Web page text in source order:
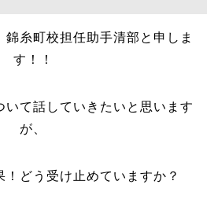
糸町校担任助手清部と申しま
す！！
いて話していきたいと思います
が、
！どう受け止めていますか？